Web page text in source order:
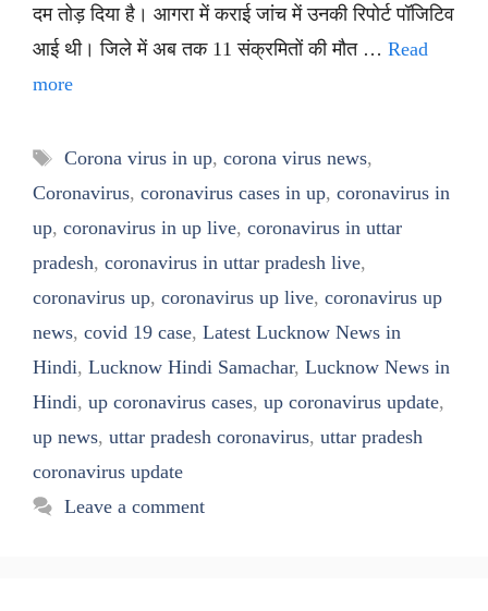
दम तोड़ दिया है। आगरा में कराई जांच में उनकी रिपोर्ट पॉजिटिव
आई थी। जिले में अब तक 11 संक्रमितों की मौत … Read
more
Tags
Corona virus in up, corona virus news,
Coronavirus, coronavirus cases in up, coronavirus in
up, coronavirus in up live, coronavirus in uttar
pradesh, coronavirus in uttar pradesh live,
coronavirus up, coronavirus up live, coronavirus up
news, covid 19 case, Latest Lucknow News in
Hindi, Lucknow Hindi Samachar, Lucknow News in
Hindi, up coronavirus cases, up coronavirus update,
up news, uttar pradesh coronavirus, uttar pradesh
coronavirus update
Leave a comment